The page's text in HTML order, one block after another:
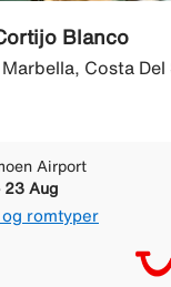
Blanco
Costa Del
Airport
23 Aug
romtyper